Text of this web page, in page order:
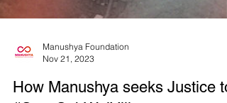
Load video